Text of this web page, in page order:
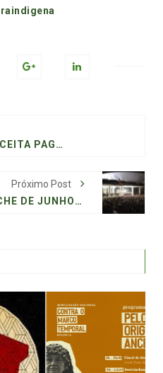
CARREFOUR ACEITA PAGAR R$ 115 MI PARA EVITAR AÇÃO POR CASO JOÃO ALBERTO
Próximo Post
A AVALANCHE DE JUNHO DE 2013, OITO ANOS DEPOIS